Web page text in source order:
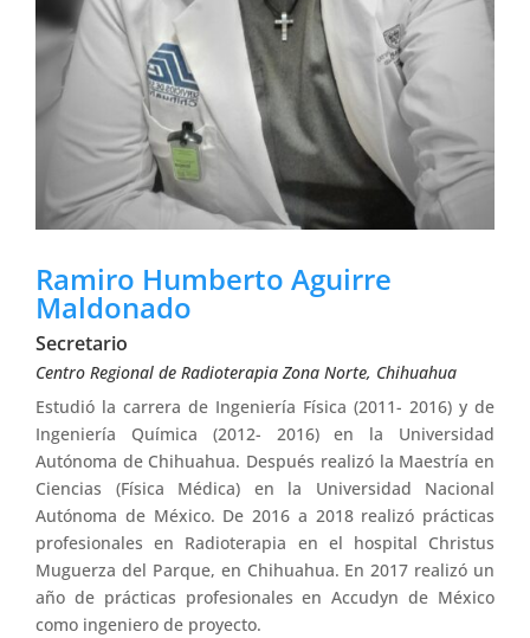
Ramiro Humberto Aguirre
Maldonado
Secretario
Centro Regional de Radioterapia Zona Norte, Chihuahua
Estudió la carrera de Ingeniería Física (2011- 2016) y de
Ingeniería Química (2012- 2016) en la Universidad
Autónoma de Chihuahua. Después realizó la Maestría en
Ciencias (Física Médica) en la Universidad Nacional
Autónoma de México. De 2016 a 2018 realizó prácticas
profesionales en Radioterapia en el hospital Christus
Muguerza del Parque, en Chihuahua. En 2017 realizó un
año de prácticas profesionales en Accudyn de México
como ingeniero de proyecto.